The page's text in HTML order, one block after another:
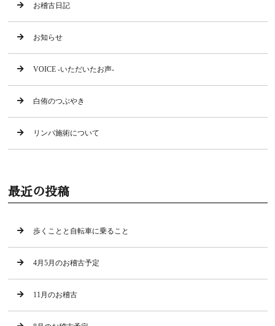
お稽古日記
お知らせ
VOICE -いただいたお声-
白侑のつぶやき
リンパ施術について
最近の投稿
歩くことと自転車に乗ること
4月5月のお稽古予定
11月のお稽古